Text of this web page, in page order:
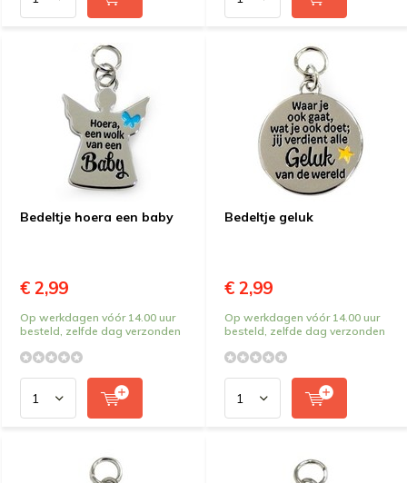
Bedeltje hoera een baby
€ 2,99
Op werkdagen vóór 14.00 uur
besteld, zelfde dag verzonden
Bedeltje geluk
€ 2,99
Op werkdagen vóór 14.00 uur
besteld, zelfde dag verzonden